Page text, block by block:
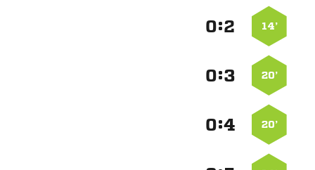
14’
:
20’
:
20’
: